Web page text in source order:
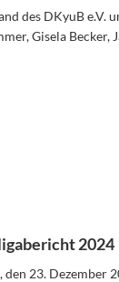
des DKyuB e.V.
Gisela Becker,
2024
den 23. Dezember